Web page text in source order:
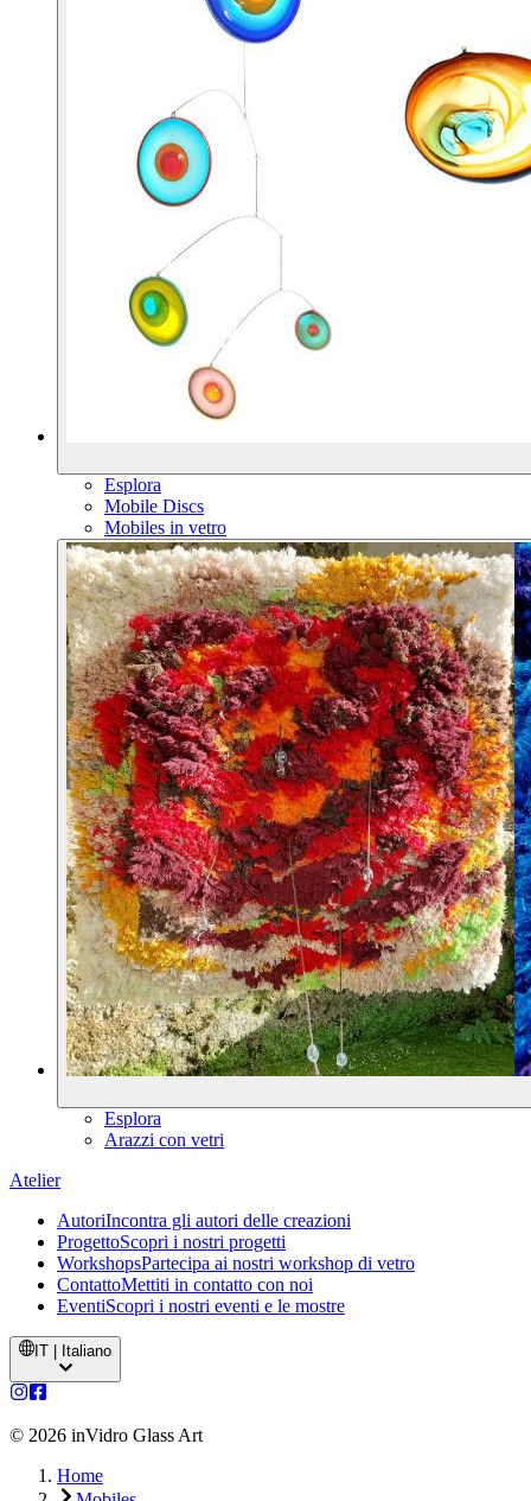
Esplora
Mobile Discs
Mobiles in vetro
Esplora
Arazzi con vetri
Atelier
AutoriIncontra gli autori delle creazioni
ProgettoScopri i nostri progetti
WorkshopsPartecipa ai nostri workshop di vetro
ContattoMettiti in contatto con noi
EventiScopri i nostri eventi e le mostre
IT | Italiano
© 2026 inVidro Glass Art
Home